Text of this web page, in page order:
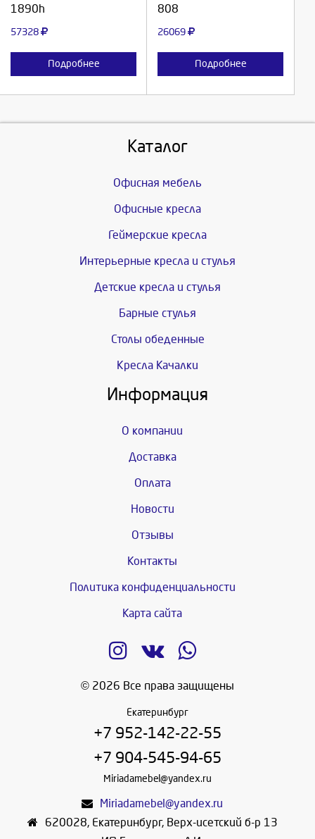
1890h
57328
Подробнее
808
26069
Подробнее
Каталог
Офисная мебель
Офисные кресла
Геймерские кресла
Интерьерные кресла и стулья
Детские кресла и стулья
Барные стулья
Столы обеденные
Кресла Качалки
Информация
О компании
Доставка
Оплата
Новости
Отзывы
Контакты
Политика конфиденциальности
Карта сайта
© 2026 Все права защищены
Екатеринбург
+7 952-142-22-55
+7 904-545-94-65
Miriadamebel@yandex.ru
Miriadamebel@yandex.ru
620028, Екатеринбург, Верх-исетский б-р 13